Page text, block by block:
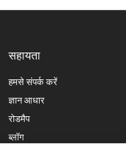
सहायता
हमसे संपर्क करें
ज्ञान आधार
रोडमैप
ब्लॉग